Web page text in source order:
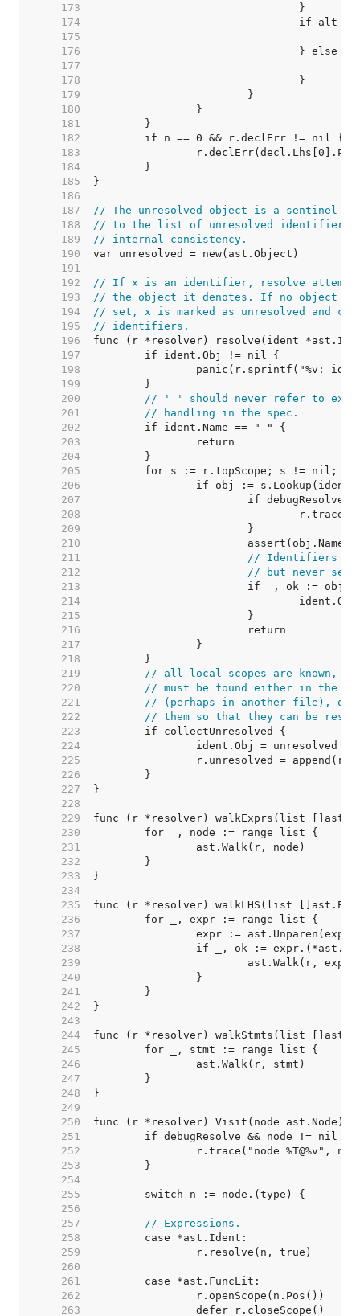
   173
   174
   175
   176
   177
   178
   179
   180
   181
   182
   183
   184
   185
   186
   187
// The unresolved object is a sentinel to
   188
// to the list of unresolved identifiers.
   189
// internal consistency.
   190
   191
   192
// If x is an identifier, resolve
   193
// the object it denotes. If no object is
   194
// set, x is marked as unresolved and
   195
// identifiers.
   196
   197
   198
   199
   200
// '_' should never refer to
   201
// handling in the spec.
   202
   203
   204
   205
   206
   207
   208
   209
   210
   211
// Identifiers (for
   212
// but never set
   213
   214
   215
   216
   217
   218
   219
// all local scopes are known,
   220
// must be found either in the file
   221
// (perhaps in another file), or
   222
// them so that they can be
   223
   224
   225
   226
   227
   228
   229
   230
   231
   232
   233
   234
   235
   236
   237
   238
   239
   240
   241
   242
   243
   244
   245
   246
   247
   248
   249
   250
   251
   252
   253
   254
   255
   256
   257
// Expressions.
   258
   259
   260
   261
   262
   263